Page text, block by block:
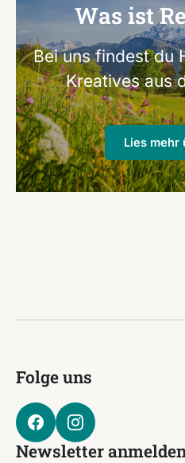
Was ist
Bei uns findest du
Kreatives aus
Lies mehr
Folge uns
Newsletter